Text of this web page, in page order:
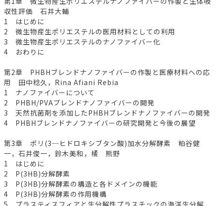
収性評価 石井大輔
1 はじめに
2 微生物産生ポリエステルの医用材料としての利用
3 微生物産生ポリエステルのナノファイバー化
4 おわりに
第2章 PHBHブレンドナノファイバーの作製と医療材料への応
用 田中稔久，Rina Afiani Rebia
1 ナノファイバーについて
2 PHBH/PVAブレンドナノファイバーの開発
3 天然抗菌剤を添加したPHBHブレンドナノファイバーの開発
4 PHBHブレンドナノファイバーの研究開発と今後の展望
第3章 ポリ(3─ヒドロキシブタン酸)加水分解酵素 粕谷健
一，石井俊一，鈴木美和，橘 熊野
1 はじめに
2 P(3HB)分解酵素
3 P(3HB)分解酵素の構造と各ドメインの機能
4 P(3HB)分解酵素の作用機構